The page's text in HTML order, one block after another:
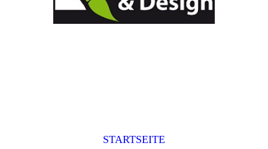
STARTSEITE